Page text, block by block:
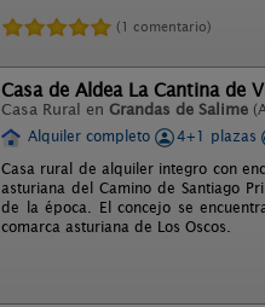
(1 comentario)
Casa de Aldea La Cantina de
Casa Rural en Grandas de Salime
Alquiler completo
4+1 plazas
Casa rural de alquiler integro con
asturiana del Camino de Santiago
de la época. El concejo se
comarca asturiana de Los Oscos.